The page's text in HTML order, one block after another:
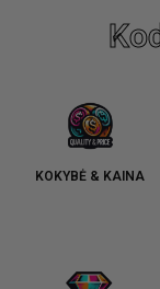
KOKYBĖ & KAINA